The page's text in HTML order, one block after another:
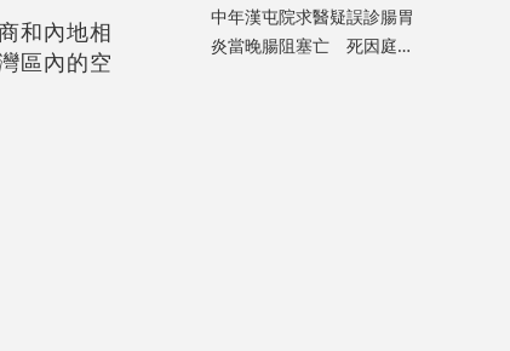
和內地相
區內的空
中年漢屯院求醫疑誤診腸胃
炎當晚腸阻塞亡 死因庭展